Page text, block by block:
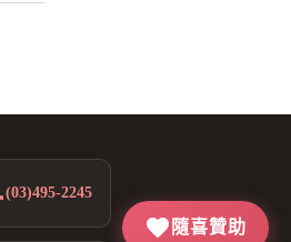
隨喜贊助
(03)495-2245